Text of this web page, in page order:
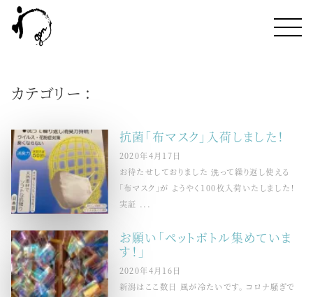
カテゴリー :
抗菌「布マスク」入荷しました！
2020年4月17日
お待たせしておりました 洗って繰り返し使える
「布マスク」が ようやく100枚入荷いたしました！
実証 ...
お願い「ペットボトル集めていま
す！」
2020年4月16日
新潟はここ数日 風が冷たいです。 コロナ騒ぎで